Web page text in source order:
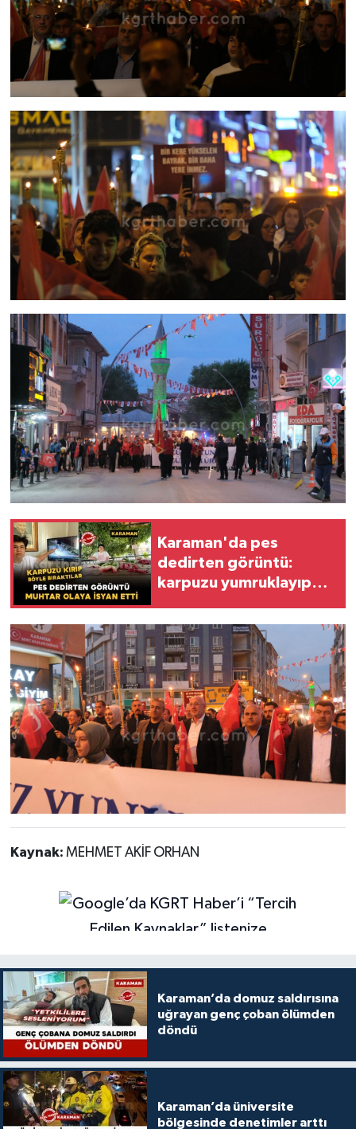
Karaman'da pes
dedirten görüntü:
karpuzu yumruklayıp
kamelyada bıraktılar
Kaynak: MEHMET AKİF ORHAN
Karaman’da domuz saldırısına
uğrayan genç çoban ölümden
döndü
Karaman’da üniversite
bölgesinde denetimler arttı